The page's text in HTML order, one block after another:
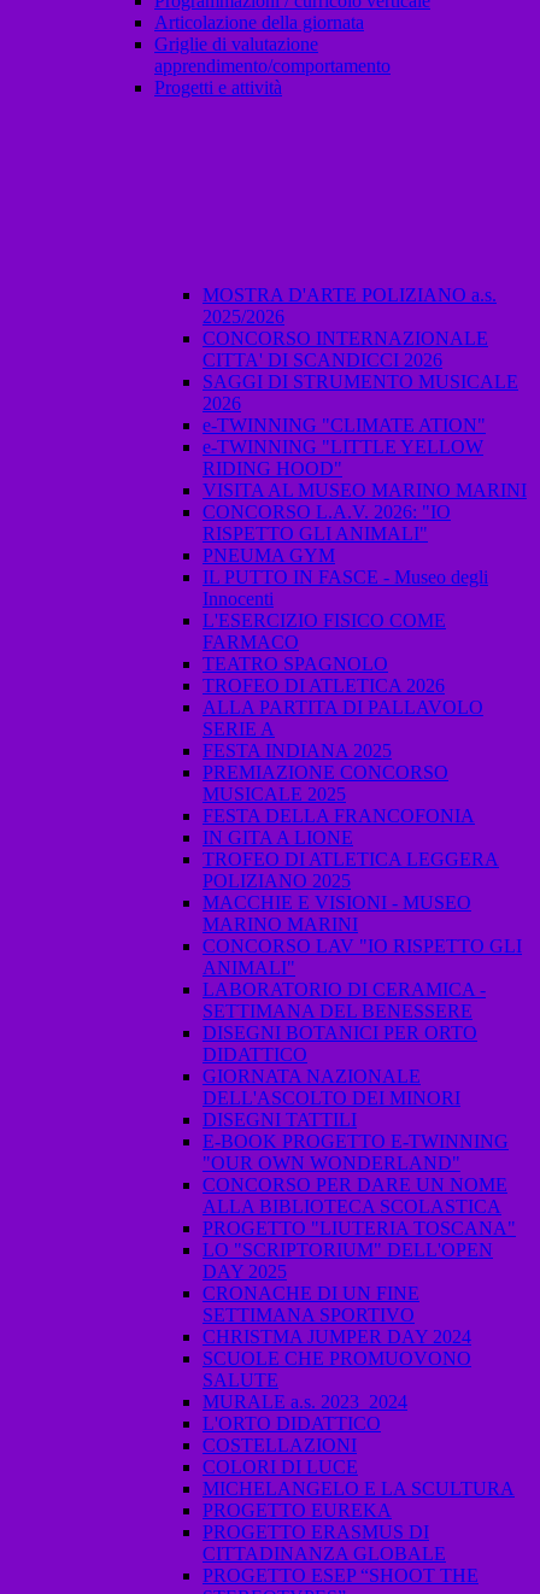
Articolazione della giornata
Griglie di valutazione
apprendimento/comportamento
Progetti e attività
MOSTRA D'ARTE POLIZIANO a.s.
2025/2026
CONCORSO INTERNAZIONALE
CITTA' DI SCANDICCI 2026
SAGGI DI STRUMENTO MUSICALE
2026
e-TWINNING "CLIMATE ATION"
e-TWINNING "LITTLE YELLOW
RIDING HOOD"
VISITA AL MUSEO MARINO MARINI
CONCORSO L.A.V. 2026: "IO
RISPETTO GLI ANIMALI"
PNEUMA GYM
IL PUTTO IN FASCE - Museo degli
Innocenti
L'ESERCIZIO FISICO COME
FARMACO
TEATRO SPAGNOLO
TROFEO DI ATLETICA 2026
ALLA PARTITA DI PALLAVOLO
SERIE A
FESTA INDIANA 2025
PREMIAZIONE CONCORSO
MUSICALE 2025
FESTA DELLA FRANCOFONIA
IN GITA A LIONE
TROFEO DI ATLETICA LEGGERA
POLIZIANO 2025
MACCHIE E VISIONI - MUSEO
MARINO MARINI
CONCORSO LAV "IO RISPETTO GLI
ANIMALI"
LABORATORIO DI CERAMICA -
SETTIMANA DEL BENESSERE
DISEGNI BOTANICI PER ORTO
DIDATTICO
GIORNATA NAZIONALE
DELL'ASCOLTO DEI MINORI
DISEGNI TATTILI
E-BOOK PROGETTO E-TWINNING
"OUR OWN WONDERLAND"
CONCORSO PER DARE UN NOME
ALLA BIBLIOTECA SCOLASTICA
PROGETTO "LIUTERIA TOSCANA"
LO "SCRIPTORIUM" DELL'OPEN
DAY 2025
CRONACHE DI UN FINE
SETTIMANA SPORTIVO
CHRISTMA JUMPER DAY 2024
SCUOLE CHE PROMUOVONO
SALUTE
MURALE a.s. 2023_2024
L'ORTO DIDATTICO
COSTELLAZIONI
COLORI DI LUCE
MICHELANGELO E LA SCULTURA
PROGETTO EUREKA
PROGETTO ERASMUS DI
CITTADINANZA GLOBALE
PROGETTO ESEP “SHOOT THE